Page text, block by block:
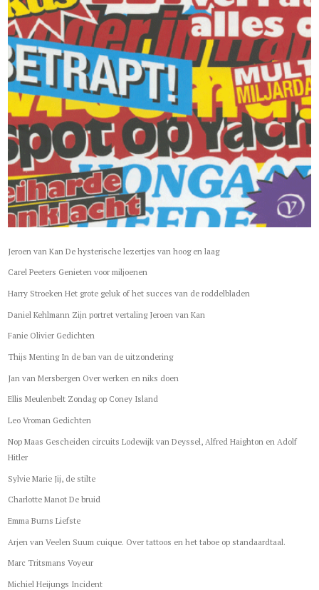
Jeroen van Kan De hysterische lezertjes van hoog en laag
Carel Peeters Genieten voor miljoenen
Harry Stroeken Het grote geluk of het succes van de roddelbladen
Daniel Kehlmann Zijn portret vertaling Jeroen van Kan
Fanie Olivier Gedichten
Thijs Menting In de ban van de uitzondering
Jan van Mersbergen Over werken en niks doen
Ellis Meulenbelt Zondag op Coney Island
Leo Vroman Gedichten
Nop Maas Gescheiden circuits Lodewijk van Deyssel, Alfred Haighton en Adolf
Hitler
Sylvie Marie Jij, de stilte
Charlotte Manot De bruid
Emma Burns Liefste
Arjen van Veelen Suum cuique. Over tattoos en het taboe op standaardtaal.
Marc Tritsmans Voyeur
Michiel Heijungs Incident